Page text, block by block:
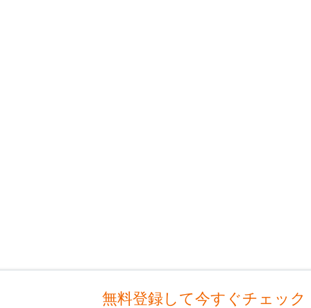
無料登録して今すぐチェック